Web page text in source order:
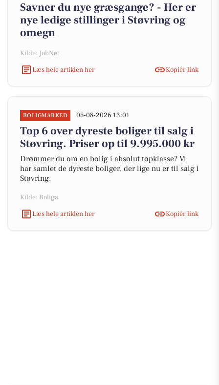
Savner du nye græsgange? - Her er
nye ledige stillinger i Støvring og
omegn
Kilde: JobNet
Læs hele artiklen her
Kopiér link
BOLIGMARKED 05-08-2026 13:01
Top 6 over dyreste boliger til salg i
Støvring. Priser op til 9.995.000 kr
Drømmer du om en bolig i absolut topklasse? Vi
har samlet de dyreste boliger, der lige nu er til salg i
Støvring.
Kilde: Boliga
Læs hele artiklen her
Kopiér link